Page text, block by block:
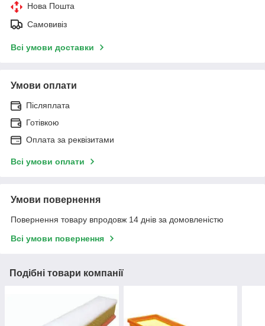
Нова Пошта
Самовивіз
Всі умови доставки
Умови оплати
Післяплата
Готівкою
Оплата за реквізитами
Всі умови оплати
Умови повернення
Повернення товару впродовж 14 днів за домовленістю
Всі умови повернення
Подібні товари компанії